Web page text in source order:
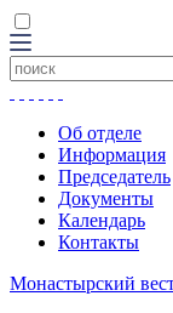
Об отделе
Информация
Председатель
Документы
Календарь
Контакты
Монастырский